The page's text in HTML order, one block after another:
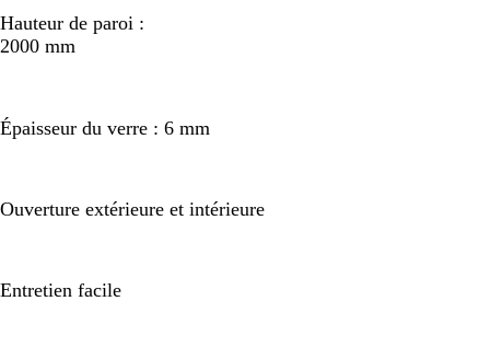
Hauteur de paroi :
2000 mm
Épaisseur du verre : 6 mm
Ouverture extérieure et intérieure
Entretien facile